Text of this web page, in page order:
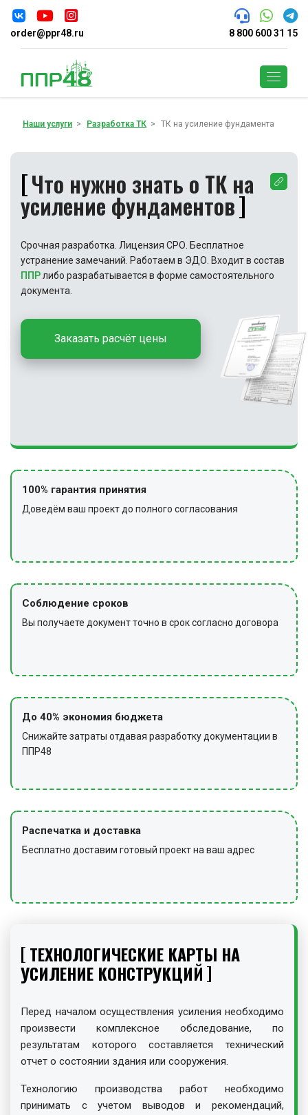
order@ppr48.ru 8 800 600 31 15
Наши услуги Разработка ТК ТК на усиление фундамента
Что нужно знать о ТК на
усиление фундаментов
Срочная разработка. Лицензия СРО. Бесплатное
устранение замечаний. Работаем в ЭДО. Входит в состав
ППРлибо разрабатывается в форме самостоятельного
документа.
Заказать расчёт цены
100% гарантия принятия
Доведём ваш проект до полного согласования
Соблюдение сроков
Вы получаете документ точно в срок согласно договора
До 40% экономия бюджета
Снижайте затраты отдавая разработку документации в
ППР48
Распечатка и доставка
Бесплатно доставим готовый проект на ваш адрес
ТЕХНОЛОГИЧЕСКИЕ КАРТЫ НА
УСИЛЕНИЕ КОНСТРУКЦИЙ
Перед началом осуществления усиления необходимо
произвести комплексное обследование, по
результатам которого составляется технический
отчет о состоянии здания или сооружения.
Технологию производства работ необходимо
принимать с учетом выводов и рекомендаций,